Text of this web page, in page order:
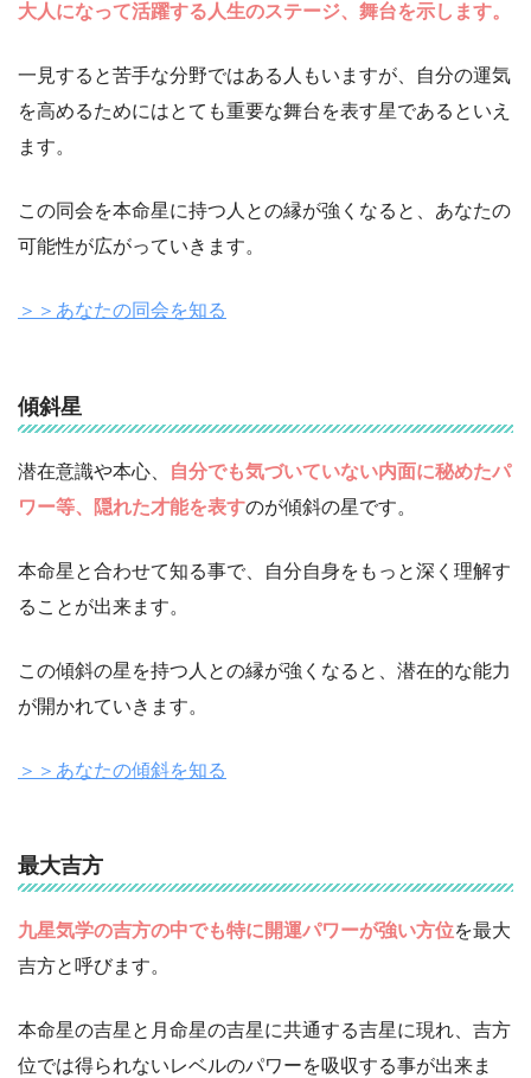
大人になって活躍する人生のステージ、舞台を示します。
一見すると苦手な分野ではある人もいますが、自分の運気
を高めるためにはとても重要な舞台を表す星であるといえ
ます。
この同会を本命星に持つ人との縁が強くなると、あなたの
可能性が広がっていきます。
＞＞あなたの同会を知る
傾斜星
潜在意識や本心、
自分でも気づいていない内面に秘めたパ
ワー等、隠れた才能を表すのが傾斜の星です。
本命星と合わせて知る事で、自分自身をもっと深く理解す
ることが出来ます。
この傾斜の星を持つ人との縁が強くなると、潜在的な能力
が開かれていきます。
＞＞あなたの傾斜を知る
最大吉方
九星気学の吉方の中でも特に開運パワーが強い方位を最大
吉方と呼びます。
本命星の吉星と月命星の吉星に共通する吉星に現れ、吉方
位では得られないレベルのパワーを吸収する事が出来ま